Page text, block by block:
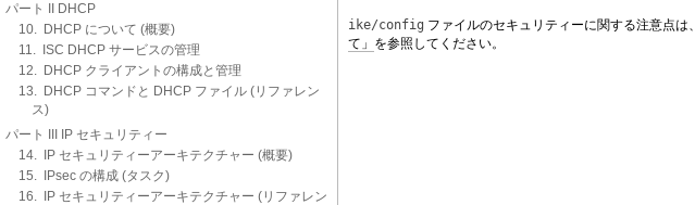
パート II DHCP
10. DHCP について (概要)
11. ISC DHCP サービスの管理
12. DHCP クライアントの構成と管理
13. DHCP コマンドと DHCP ファイル (リファレン
ス)
パート III IP セキュリティー
14. IP セキュリティーアーキテクチャー (概要)
15. IPsec の構成 (タスク)
16. IP セキュリティーアーキテクチャー (リファレン
ike/config ファイルのセキュリティーに関する注意点は、
て」 を参照してください。